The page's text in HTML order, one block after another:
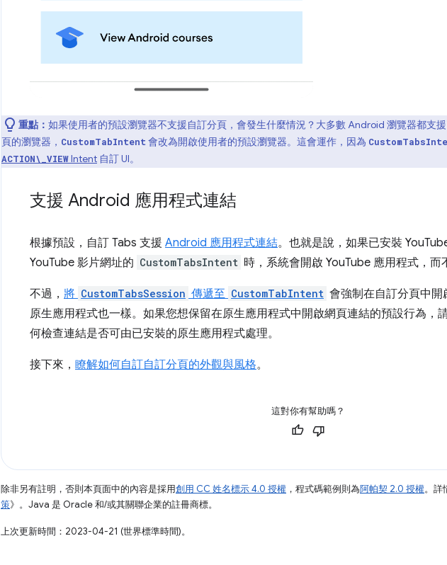
重點： 如果使用者的預設瀏覽器不支援自訂分頁，會發生什麼情況？大多數 Android 瀏覽器都支
頁的瀏覽器， CustomTabIntent 會改為開啟使用者的預設瀏覽器。這會運作，因為
ACTION\_VIEWIntent 自訂 UI。
支援 Android 應用程式連結
根據預設，自訂 Tabs 支援 Android 應用程式連結。也就是說，如果已安裝
YouTube 影片網址的 CustomTabsIntent 時，系統會開啟 YouTube 應用程式，而
不過， 將 CustomTabsSession 傳遞至 CustomTabIntent 會強制在自訂分頁中
原生應用程式也一樣。如果您想保留在原生應用程式中開啟網頁連結的預設行為，
何檢查連結是否可由已安裝的原生應用程式處理。
接下來， 瞭解如何自訂自訂分頁的外觀與風格。
這對你有幫助嗎？
除非另有註明，否則本頁面中的內容是採用創用 CC 姓名標示 4.0 授權 ，程式碼範例則為阿帕契 2.0 授權。詳
策》。Java 是 Oracle 和/或其關聯企業的註冊商標。
上次更新時間：2023-04-21 (世界標準時間)。